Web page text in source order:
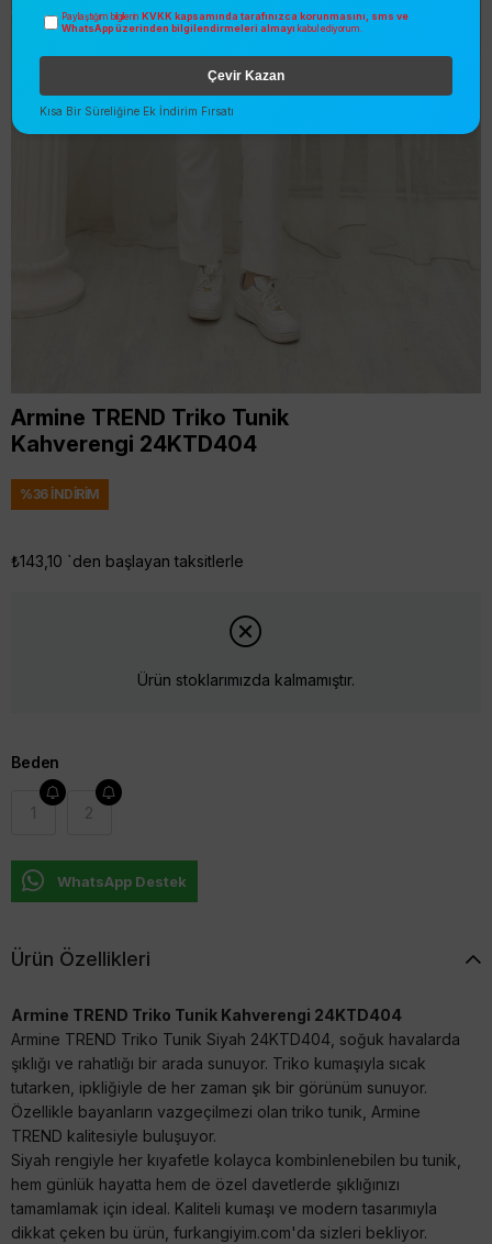
Armine TREND Triko Tunik
Kahverengi 24KTD404
%36İNDIRIM
₺143,10 `den başlayan taksitlerle
Ürün stoklarımızda kalmamıştır.
Beden
1 2
WhatsApp Destek
Ürün Özellikleri
Armine TREND Triko Tunik Kahverengi 24KTD404
Armine TREND Triko Tunik Siyah 24KTD404, soğuk havalarda
şıklığı ve rahatlığı bir arada sunuyor. Triko kumaşıyla sıcak
tutarken, ipkliğiyle de her zaman şık bir görünüm sunuyor.
Özellikle bayanların vazgeçilmezi olan triko tunik, Armine
TREND kalitesiyle buluşuyor.
Siyah rengiyle her kıyafetle kolayca kombinlenebilen bu tunik,
hem günlük hayatta hem de özel davetlerde şıklığınızı
tamamlamak için ideal. Kaliteli kumaşı ve modern tasarımıyla
dikkat çeken bu ürün, furkangiyim.com'da sizleri bekliyor.
Paylaştığım bilgilerin KVKK kapsamında tarafınızca korunmasını, sms ve
WhatsApp üzerinden bilgilendirmeleri almayı kabul ediyorum.
Çevir Kazan
Kısa Bir Süreliğine Ek İndirim Fırsatı